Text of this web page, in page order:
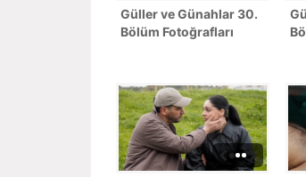
Güller ve Günahlar 30.
Bölüm Fotoğrafları